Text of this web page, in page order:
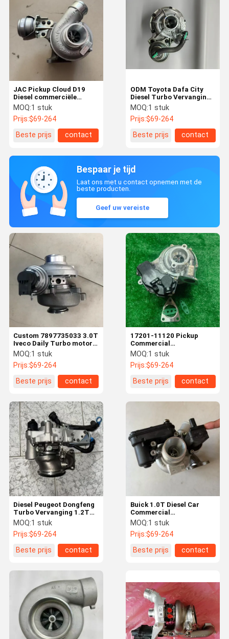
JAC Pickup Cloud D19
Diesel commerciële
turbocompressor
810164-0002 GTC14
TH0251S
MOQ:1 stuk
Prijs:$69-264
Beste prijs
contact
ODM Toyota Dafa City
Diesel Turbo Vervanging
17200-97202
MOQ:1 stuk
Prijs:$69-264
Beste prijs
contact
Bespaar je tijd
Laat ons met u contact opnemen met de
beste producten.
Geef uw vereiste
17201-11120 Pickup
Commercial
Turbocharger voor
Toyota HiLux VIII 2.4D
2GD-FTV 4WD
MOQ:1 stuk
Prijs:$69-264
Beste prijs
contact
Custom 7897735033 3.0T
Iveco Daily Turbo motor
onderdelen vervanging
MOQ:1 stuk
Prijs:$69-264
Beste prijs
contact
Buick 1.0T Diesel Car
Commercial
Turbocharger Assembly
49130-02500 24106544
MOQ:1 stuk
Prijs:$69-264
Beste prijs
contact
Diesel Peugeot Dongfeng
Turbo Vervanging 1.2T
Nationale VI 859253-
5002
MOQ:1 stuk
Prijs:$69-264
Beste prijs
contact